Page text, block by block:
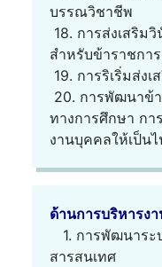
บรรณวิชาชีพ
18. การส่งเสริม
สำหรับข้าราชกา
19. การริเริ่มส่ง
20. การพัฒนาข้
ทางการศึกษา กา
งานบุคคลให้เป็น
ด้านการบริหารง
1. การพัฒนาระ
สารสนเทศ